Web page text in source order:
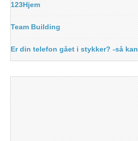
123Hjem
Team Building
Er din telefon gået i stykker? -så